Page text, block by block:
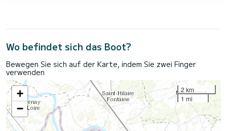
Wo befindet sich das Boot?
Bewegen Sie sich auf der Karte, indem Sie zwei Finger
verwenden
+
−
2 km
1 mi